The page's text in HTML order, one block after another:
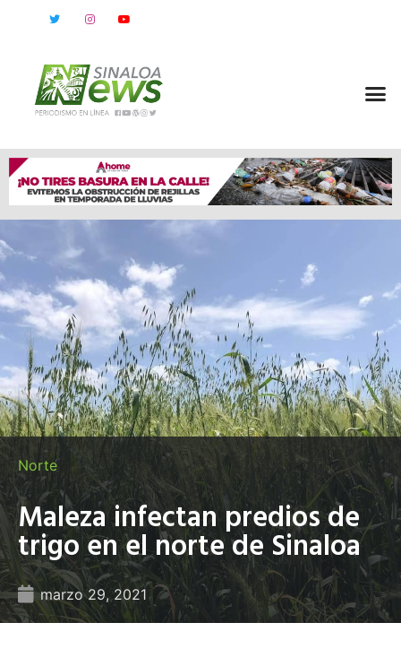
Norte
Maleza infectan predios de
trigo en el norte de Sinaloa
marzo 29, 2021